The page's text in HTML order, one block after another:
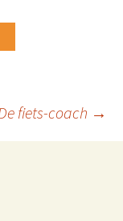
fiets-coach →